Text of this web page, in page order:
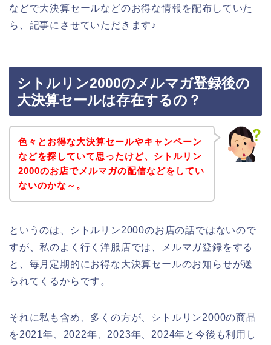
などで大決算セールなどのお得な情報を配布していた
ら、記事にさせていただきます♪
シトルリン2000のメルマガ登録後の
大決算セールは存在するの？
色々とお得な大決算セールやキャンペーン
などを探していて思ったけど、シトルリン
2000のお店でメルマガの配信などをしてい
ないのかな～。
というのは、シトルリン2000のお店の話ではないので
すが、私のよく行く洋服店では、メルマガ登録をする
と、毎月定期的にお得な大決算セールのお知らせが送
られてくるからです。
それに私も含め、多くの方が、シトルリン2000の商品
を2021年、2022年、2023年、2024年と今後も利用し